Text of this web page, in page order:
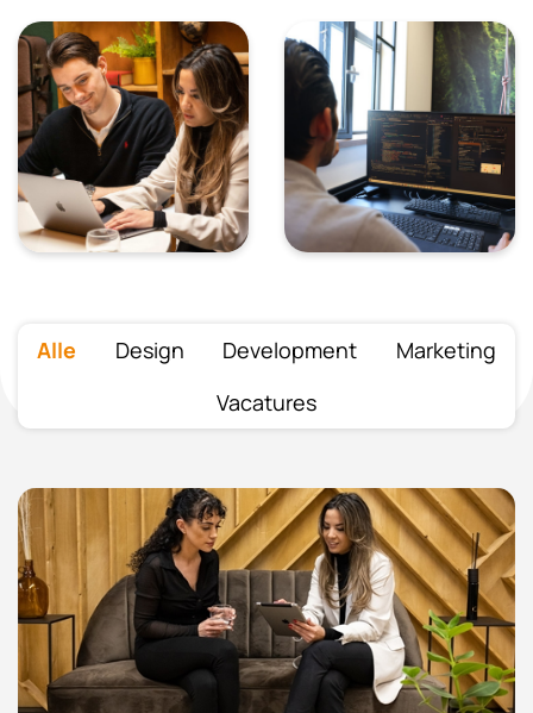
Alle Design Development
Marketing
Vacatures